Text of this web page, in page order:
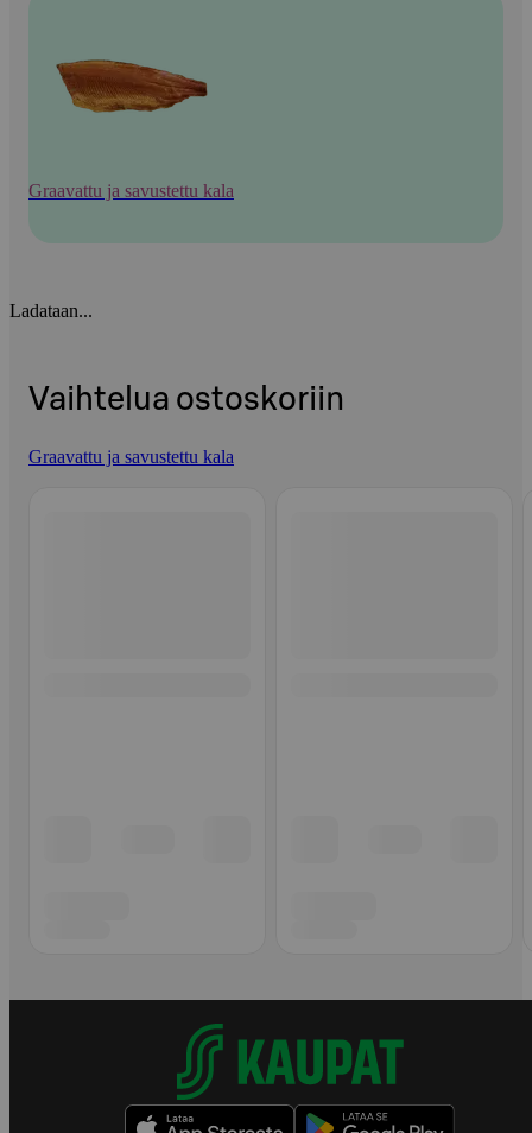
Graavattu ja savustettu kala
Ladataan...
Vaihtelua ostoskoriin
Graavattu ja savustettu kala